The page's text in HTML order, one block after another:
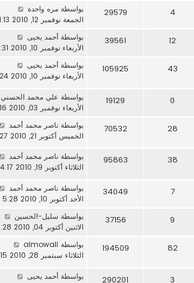
4
29579 بواسطة مره واحدة
الجمعة نوفمبر 12, 2010 11:13 pm
12
39561 بواسطة أحمد يحيى
الأربعاء نوفمبر 10, 2010 2:31 am
43
105925 بواسطة أحمد يحيى
الأربعاء نوفمبر 10, 2010 2:24 am
0
19129 بواسطة علي محمد الحسني
الأربعاء نوفمبر 03, 2010 10:16 am
28
70532 بواسطة ناصر محمد أحمد
الخميس أكتوبر 21, 2010 9:27 am
38
95863 بواسطة ناصر محمد أحمد
الثلاثاء أكتوبر 19, 2010 4:17 pm
7
34049 بواسطة ناصر محمد أحمد
الأحد أكتوبر 10, 2010 5:28 am
9
37156 بواسطة سليل-الحسين
الاثنين أكتوبر 04, 2010 10:28 pm
82
194509 بواسطة almowali
الثلاثاء سبتمبر 28, 2010 11:15 pm
3
290201 بواسطة أحمد يحيى